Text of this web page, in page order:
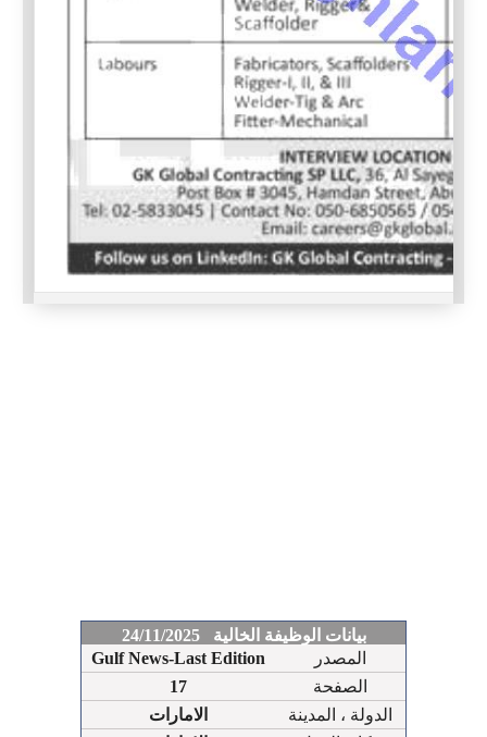
بيانات الوظيفة الخالية 24/11/2025
Gulf News-Last Edition
المصدر
17
الصفحة
الامارات
الدولة ، المدينة